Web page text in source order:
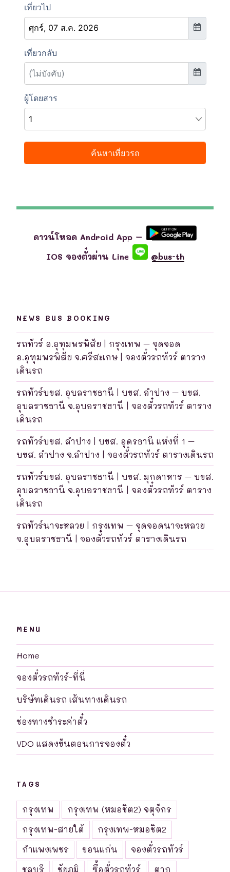
ดาวน์โหลด Android App –
IOS จองตั๋วผ่าน Line
@bus-th
NEWS BUS BOOKING
รถทัวร์ อ.อุทุมพรพิสัย | กรุงเทพ – จุดจอด
อ.อุทุมพรพิสัย จ.ศรีสะเกษ | จองตั๋วรถทัวร์ ตาราง
เดินรถ
รถทัวร์บขส. อุบลราชธานี | บขส. ลำปาง – บขส.
อุบลราชธานี จ.อุบลราชธานี | จองตั๋วรถทัวร์ ตาราง
เดินรถ
รถทัวร์บขส. ลำปาง | บขส. อุดรธานี แห่งที่ 1 –
บขส. ลำปาง จ.ลำปาง | จองตั๋วรถทัวร์ ตารางเดินรถ
รถทัวร์บขส. อุบลราชธานี | บขส. มุกดาหาร – บขส.
อุบลราชธานี จ.อุบลราชธานี | จองตั๋วรถทัวร์ ตาราง
เดินรถ
รถทัวร์นาจะหลวย | กรุงเทพ – จุดจอดนาจะหลวย
จ.อุบลราชธานี | จองตั๋วรถทัวร์ ตารางเดินรถ
MENU
Home
จองตั๋วรถทัวร์-ที่นี่
บริษัทเดินรถ เส้นทางเดินรถ
ช่องทางชำระค่าตั๋ว
VDO แสดงขันตอนการจองตั๋ว
TAGS
กรุงเทพ
กรุงเทพ (หมอชิต2) จตุจักร
กรุงเทพ-สายใต้
กรุงเทพ-หมอชิต2
กำแพงเพชร
ขอนแก่น
จองตั๋วรถทัวร์
ชลบุรี
ชัยภูมิ ซื้อตั๋วรถทัวร์
ตาก